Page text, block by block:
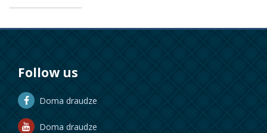
Follow us
Doma draudze
Doma draudze